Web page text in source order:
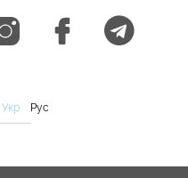
Укр Рус